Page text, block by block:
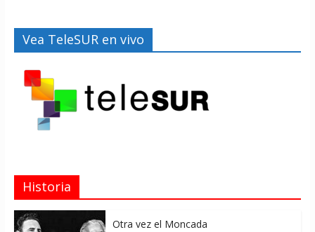
Vea TeleSUR en vivo
Historia
Otra vez el Moncada